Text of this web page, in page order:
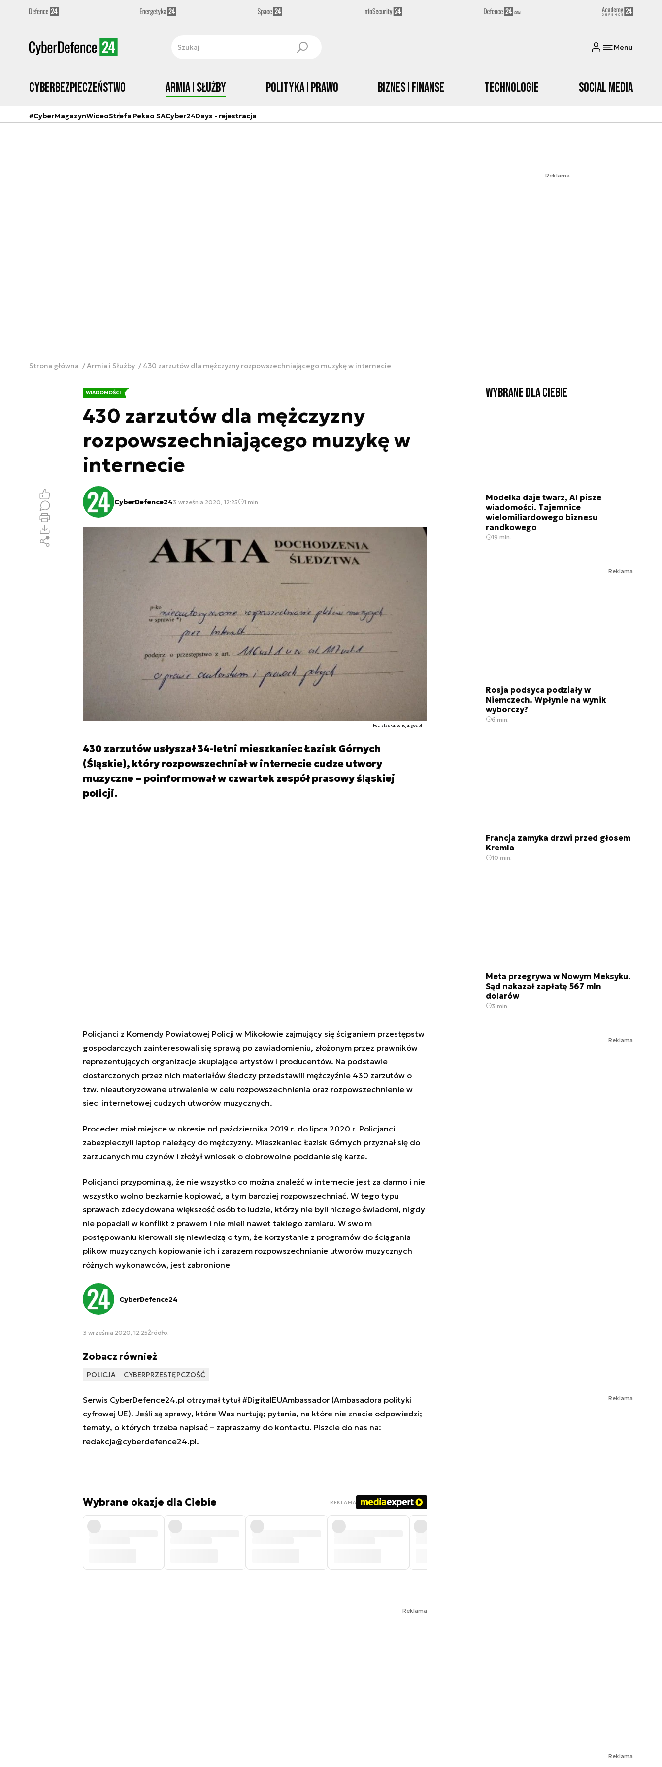
Menu
Cyberbezpieczeństwo Armia i Służby Polityka i prawo Biznes i Finanse Technologie Social media
#CyberMagazynWideoStrefa Pekao SACyber24Days - rejestracja
Reklama
Strona główna Armia i Służby 430 zarzutów dla mężczyzny rozpowszechniającego muzykę w internecie
WIADOMOŚCI
430 zarzutów dla mężczyzny
rozpowszechniającego muzykę w
internecie
CyberDefence243 września 2020, 12:25 1 min.
Fot. slaska.policja.gov.pl
430 zarzutów usłyszał 34-letni mieszkaniec Łazisk Górnych
(Śląskie), który rozpowszechniał w internecie cudze utwory
muzyczne – poinformował w czwartek zespół prasowy śląskiej
policji.
Policjanci z Komendy Powiatowej Policji w Mikołowie zajmujący się ściganiem przestępstw
gospodarczych zainteresowali się sprawą po zawiadomieniu, złożonym przez prawników
reprezentujących organizacje skupiające artystów i producentów. Na podstawie
dostarczonych przez nich materiałów śledczy przedstawili mężczyźnie 430 zarzutów o
tzw. nieautoryzowane utrwalenie w celu rozpowszechnienia oraz rozpowszechnienie w
sieci internetowej cudzych utworów muzycznych.
Proceder miał miejsce w okresie od października 2019 r. do lipca 2020 r. Policjanci
zabezpieczyli laptop należący do mężczyzny. Mieszkaniec Łazisk Górnych przyznał się do
zarzucanych mu czynów i złożył wniosek o dobrowolne poddanie się karze.
Policjanci przypominają, że nie wszystko co można znaleźć w internecie jest za darmo i nie
wszystko wolno bezkarnie kopiować, a tym bardziej rozpowszechniać. W tego typu
sprawach zdecydowana większość osób to ludzie, którzy nie byli niczego świadomi, nigdy
nie popadali w konflikt z prawem i nie mieli nawet takiego zamiaru. W swoim
postępowaniu kierowali się niewiedzą o tym, że korzystanie z programów do ściągania
plików muzycznych kopiowanie ich i zarazem rozpowszechnianie utworów muzycznych
różnych wykonawców, jest zabronione
CyberDefence24
3 września 2020, 12:25Źródło:
Zobacz również
POLICJA CYBERPRZESTĘPCZOŚĆ
Serwis CyberDefence24.pl otrzymał tytuł #DigitalEUAmbassador (Ambasadora polityki
cyfrowej UE). Jeśli są sprawy, które Was nurtują; pytania, na które nie znacie odpowiedzi;
tematy, o których trzeba napisać – zapraszamy do kontaktu. Piszcie do nas na:
redakcja@cyberdefence24.pl.
Wybrane okazje dla Ciebie REKLAMA
Reklama
Wybrane dla Ciebie
Modelka daje twarz, AI pisze
wiadomości. Tajemnice
wielomiliardowego biznesu
randkowego
19 min.
Reklama
Rosja podsyca podziały w
Niemczech. Wpłynie na wynik
wyborczy?
6 min.
Francja zamyka drzwi przed głosem
Kremla
10 min.
Meta przegrywa w Nowym Meksyku.
Sąd nakazał zapłatę 567 mln
dolarów
3 min.
Reklama
Reklama
Reklama